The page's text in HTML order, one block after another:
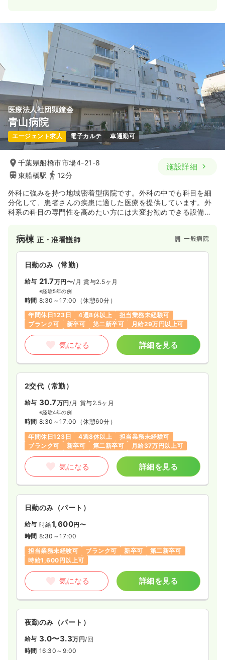
29.0万円〜/月
※一例
時間
9:00～18:00
土日祝休み
年間休日120日
担当業務未経験可
ブランク可
新卒可 第二新卒可 月給29万円以上可
気になる 詳細を見る
医療法人社団顕鐘会
青山病院
エージェント求人 電子カルテ 車通勤可
千葉県船橋市市場4-21-8
東船橋駅
12分
施設詳細
外科に強みを持つ地域密着型病院です。外科の中でも科目を細
分化して、患者さんの疾患に適した医療を提供しています。外
科系の科目の専門性を高めたい方には大変お勧めできる設備・
病棟正・准看護師 一般病院
日勤のみ（常勤）
給与 21.7万円〜/月 賞与2.5ヶ月
※経験5年の例
時間 8:30～17:00 （休憩60分）
年間休日123日
4週8休以上
担当業務未経験可
ブランク可
新卒可 第二新卒可 月給29万円以上可
気になる 詳細を見る
2交代（常勤）
給与 30.7万円/月 賞与2.5ヶ月
※経験4年の例
時間 8:30～17:00 （休憩60分）
年間休日123日
4週8休以上
担当業務未経験可
ブランク可
新卒可 第二新卒可 月給37万円以上可
気になる 詳細を見る
日勤のみ（パート）
給与 時給1,600円〜
時間 8:30～17:00
担当業務未経験可
ブランク可 新卒可
第二新卒可
時給1,600円以上可
気になる 詳細を見る
夜勤のみ（パート）
給与 3.0〜3.3万円/回
時間 16:30～9:00